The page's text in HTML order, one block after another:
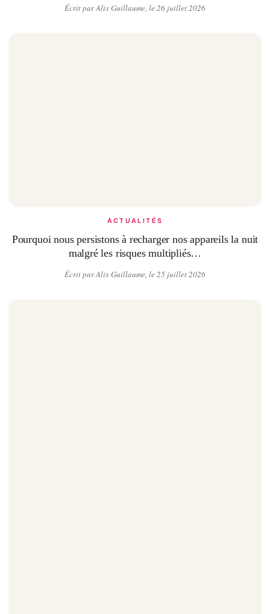
Écrit par Alix Guillaume, le 26 juillet 2026
ACTUALITÉS
Pourquoi nous persistons à recharger nos appareils la nuit
malgré les risques multipliés…
Écrit par Alix Guillaume, le 25 juillet 2026